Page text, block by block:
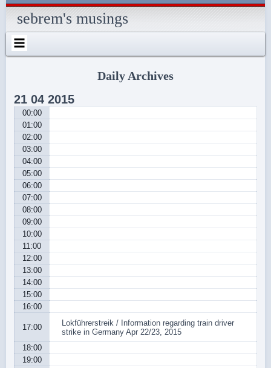
Skip
Skip
2
Skip
POSTS-
Skip
COMMENTS-
Skip
2
Skip
2
Skip
WIDGET-
Skip
2
Skip
2
Skip
BOX-
Skip
2
Skip
2
Skip
2
sebrem's musings
Daily Archives
21 04 2015
00:00
01:00
02:00
03:00
04:00
05:00
06:00
07:00
08:00
09:00
10:00
11:00
12:00
13:00
14:00
15:00
16:00
17:00
Lokführerstreik / Information regarding train driver
strike in Germany Apr 22/23, 2015
18:00
19:00